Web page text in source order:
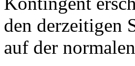
den derzeitigen
auf der